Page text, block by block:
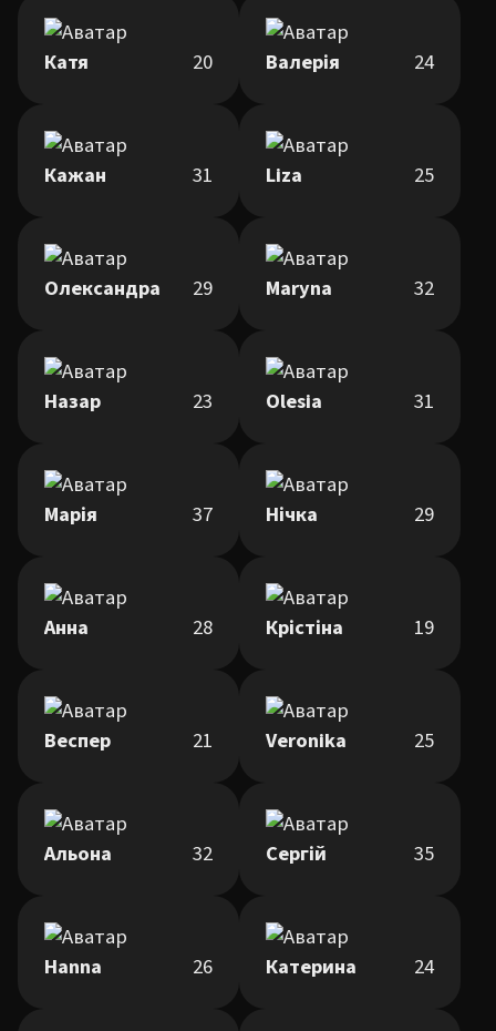
Катя 20 Валерія 24
Кажан 31 Liza 25
Олександра 29 Maryna 32
Назар 23 Olesia 31
Марія 37 Нічка 29
Анна 28 Крістіна 19
Веспер 21 Veronika 25
Альона 32 Сергій 35
Hanna 26 Катерина 24